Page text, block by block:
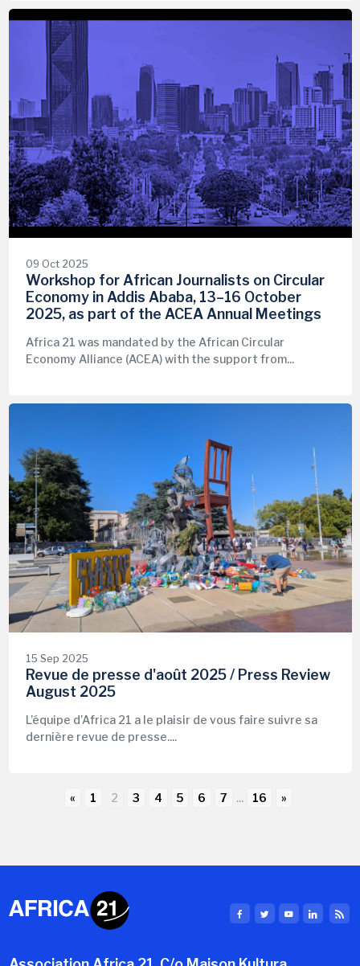
09 Oct 2025
Workshop for African Journalists on Circular
Economy in Addis Ababa, 13–16 October
2025, as part of the ACEA Annual Meetings
Africa 21 was mandated by the African Circular
Economy Alliance (ACEA) with the support from...
15 Sep 2025
Revue de presse d'août 2025 / Press Review
August 2025
L’équipe d’Africa 21 a le plaisir de vous faire suivre sa
dernière revue de presse....
« 1 2 3 4 5 6 7 ... 16 »